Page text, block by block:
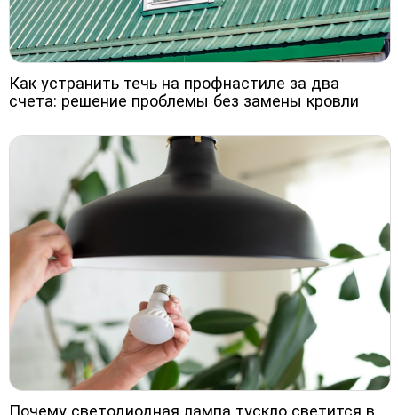
Как устранить течь на профнастиле за два
счета: решение проблемы без замены кровли
Почему светодиодная лампа тускло светится в